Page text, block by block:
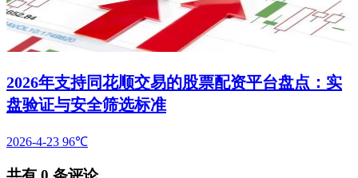
2026年支持同花顺交易的股票配资平台盘点：实
盘验证与安全筛选标准
2026-4-23 96℃